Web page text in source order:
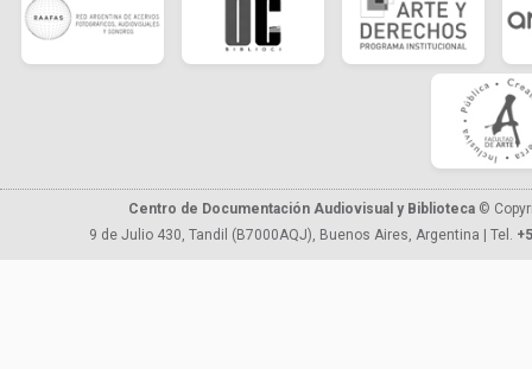
Centro de Documentación Audiovisual y Biblioteca ©
9 de Julio 430, Tandil (B7000AQJ), Buenos Aires, Argentina | Tel.